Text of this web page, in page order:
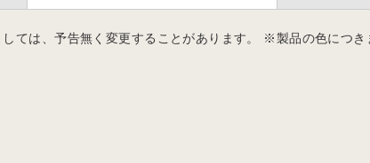
ては、予告無く変更することがあります。 ※製品の色につき